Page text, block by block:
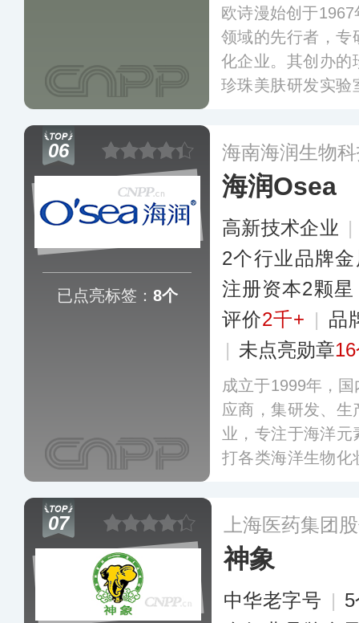
欧诗漫始创于
领域的先行者，专
化企业。其创办的
珍珠美肤研发实验
产品涵盖护肤、彩
06
已点亮标签： 8个
海南海润生物
海润Osea
高新技术企业 |
2个行业品牌
注册资本2颗星
评价2千+ | 品
| 未点亮勋章
成立于1999年，
应商，集研发、
业，专注于海洋
打各类海洋生物化
牌，目前其销售
区。更多
07 上海医药集团
神象
中华老字号 |